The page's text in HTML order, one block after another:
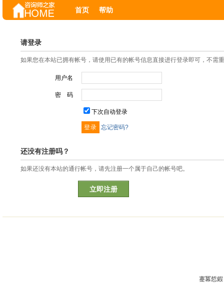
首页 帮助
请登录
如果您在本站已拥有帐号，请使用已有的帐号信息直接进行登录即可，不需
用户名
密 码
下次自动登录
忘记密码?
还没有注册吗？
如果还没有本站的通行帐号，请先注册一个属于自己的帐号吧。
立即注册
蹇冪悊